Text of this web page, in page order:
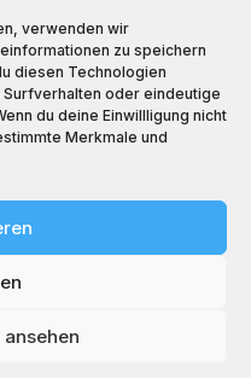
verwenden wir
zu speichern
diesen Technologien
oder eindeutige
du deine Einwillligung nicht
Merkmale und
die auch alle
war die
in der
betont
gibt es
diesem
nur
Hotels
schwerer,
als Männer
fest: